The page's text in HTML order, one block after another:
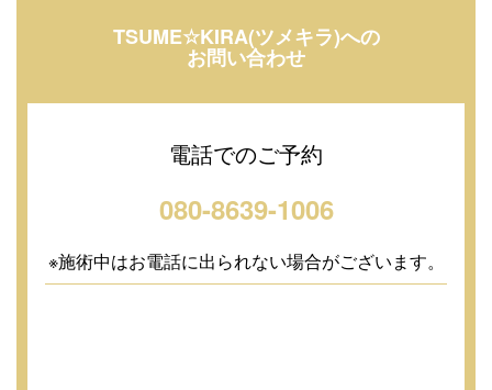
TSUME☆KIRA(ツメキラ)への
お問い合わせ
電話でのご予約
080-8639-1006
※施術中はお電話に出られない場合がございます。